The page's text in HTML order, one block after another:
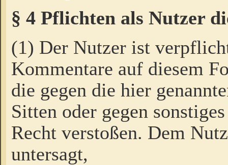
§ 4 Pflichten als Nutzer
(1) Der Nutzer ist
Kommentare auf diesem
die gegen die hier
Sitten oder gegen
Recht verstoßen. Dem
untersagt,